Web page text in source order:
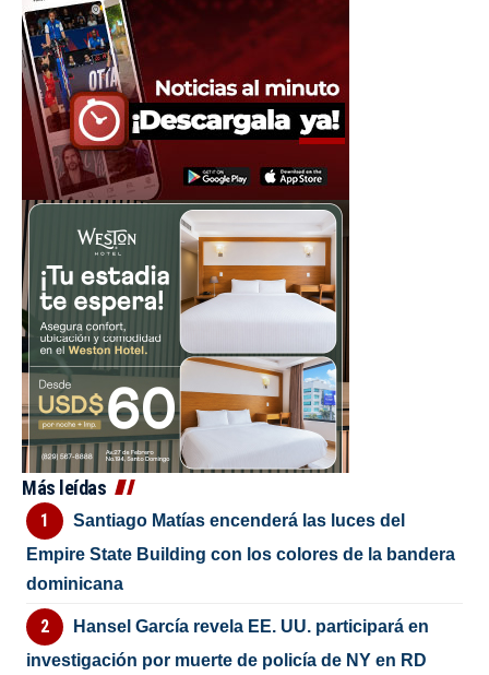
Más leídas
Santiago Matías encenderá las luces del
Empire State Building con los colores de la bandera
dominicana
Hansel García revela EE. UU. participará en
investigación por muerte de policía de NY en RD